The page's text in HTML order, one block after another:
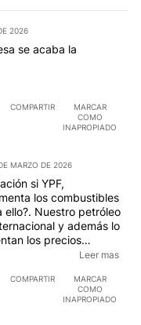
2026
se acaba la
COMPARTIR
MARCAR
COMO
INAPROPIADO
MARZO DE 2026
si YPF,
los combustibles
Nuestro petróleo
y además lo
los precios
no nos afectan
si apunta
por YPF.
Leer mas
COMPARTIR
MARCAR
COMO
INAPROPIADO